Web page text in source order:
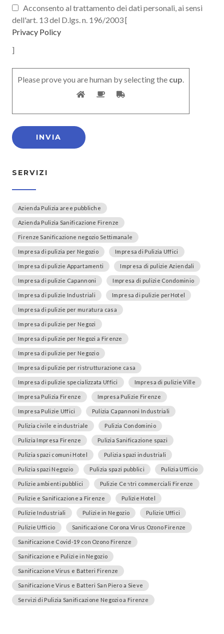
Acconsento al trattamento dei dati personali, ai sensi
dell'art. 13 del D.lgs. n. 196/2003 [
Privacy Policy
]
Please prove you are human by selecting the cup.
SERVIZI
Azienda Pulizia aree pubbliche
Azienda Pulizia Sanificazione Firenze
Firenze Sanificazione negozio Settimanale
Impresa di pulizia per Negozio Impresa di Pulizia Uffici
Impresa di pulizie Appartamenti Impresa di pulizie Aziendali
Impresa di pulizie Capannoni Impresa di pulizie Condominio
Impresa di pulizie Industriali Impresa di pulizie perHotel
Impresa di pulizie per muratura casa
Impresa di pulizie per Negozi
Impresa di pulizie per Negozi a Firenze
Impresa di pulizie per Negozio
Impresa di pulizie per ristrutturazione casa
Impresa di pulizie specializzata Uffici Impresa di pulizie Ville
Impresa Pulizia Firenze Impresa Pulizie Firenze
Impresa Pulizie Uffici Pulizia Capannoni Industriali
Pulizia civile e industriale Pulizia Condominio
Pulizia Impresa Firenze Pulizia Sanificazione spazi
Pulizia spazi comuni Hotel Pulizia spazi industriali
Pulizia spazi Negozio Pulizia spazi pubblici Pulizia Ufficio
Pulizie ambienti pubblici Pulizie Centri commerciali Firenze
Pulizie e Sanificazione a Firenze Pulizie Hotel
Pulizie Industriali Pulizie in Negozio Pulizie Uffici
Pulizie Ufficio Sanificazione Corona Virus Ozono Firenze
Sanificazione Covid-19 con Ozono Firenze
Sanificazione e Pulizie in Negozio
Sanificazione Virus e Batteri Firenze
Sanificazione Virus e Batteri San Piero a Sieve
Servizi di Pulizia Sanificazione Negozio a Firenze